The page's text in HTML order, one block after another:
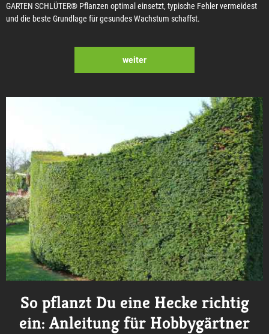
GARTEN SCHLÜTER® Pflanzen optimal einsetzt, typische Fehler vermeidest
und die beste Grundlage für gesundes Wachstum schaffst.
weiter
So pflanzt Du eine Hecke richtig
ein: Anleitung für Hobbygärtner